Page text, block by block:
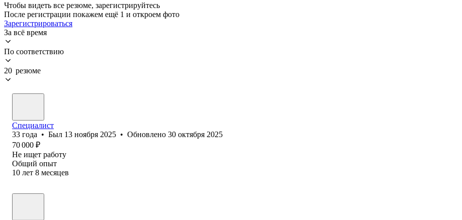
Чтобы видеть все резюме, зарегистрируйтесь
После регистрации покажем ещё 1 и откроем фото
Зарегистрироваться
За всё время
По соответствию
20 резюме
Специалист
33 года • Был 13 ноября 2025 • Обновлено 30 октября 2025
70 000 ₽
Не ищет работу
Общий опыт
10 лет 8 месяцев